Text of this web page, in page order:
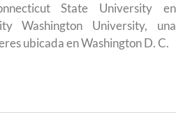
State University en
Washington University, una
ubicada en Washington D. C.